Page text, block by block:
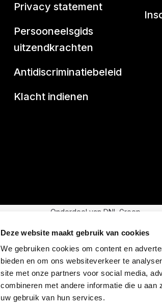
Deze website maakt gebruik van cookies
We gebruiken cookies om content en
bieden en om ons websiteverkeer te
site met onze partners voor social media,
combineren met andere informatie die u
uw gebruik van hun services.
Privacy statement
Persooneelsgids
uitzendkrachten
Antidiscriminatiebeleid
Klacht indienen
Onderdeel van DNL Groep